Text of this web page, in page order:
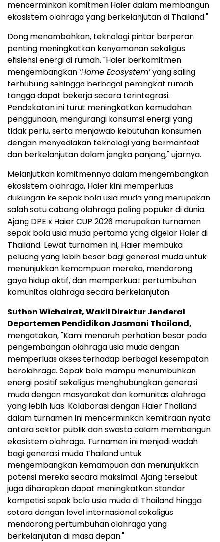
mencerminkan komitmen Haier dalam membangun
ekosistem olahraga yang berkelanjutan di Thailand."
Dong menambahkan, teknologi pintar berperan
penting meningkatkan kenyamanan sekaligus
efisiensi energi di rumah. "Haier berkomitmen
mengembangkan ‘Home Ecosystem’yang saling
terhubung sehingga berbagai perangkat rumah
tangga dapat bekerja secara terintegrasi.
Pendekatan ini turut meningkatkan kemudahan
penggunaan, mengurangi konsumsi energi yang
tidak perlu, serta menjawab kebutuhan konsumen
dengan menyediakan teknologi yang bermanfaat
dan berkelanjutan dalam jangka panjang," ujarnya.
Melanjutkan komitmennya dalam mengembangkan
ekosistem olahraga, Haier kini memperluas
dukungan ke sepak bola usia muda yang merupakan
salah satu cabang olahraga paling populer di dunia.
Ajang DPE x Haier CUP 2026 merupakan turnamen
sepak bola usia muda pertama yang digelar Haier di
Thailand. Lewat turnamen ini, Haier membuka
peluang yang lebih besar bagi generasi muda untuk
menunjukkan kemampuan mereka, mendorong
gaya hidup aktif, dan memperkuat pertumbuhan
komunitas olahraga secara berkelanjutan.
Suthon Wichairat, Wakil Direktur Jenderal
Departemen Pendidikan Jasmani Thailand,
mengatakan, "Kami menaruh perhatian besar pada
pengembangan olahraga usia muda dengan
memperluas akses terhadap berbagai kesempatan
berolahraga. Sepak bola mampu menumbuhkan
energi positif sekaligus menghubungkan generasi
muda dengan masyarakat dan komunitas olahraga
yang lebih luas. Kolaborasi dengan Haier Thailand
dalam turnamen ini mencerminkan kemitraan nyata
antara sektor publik dan swasta dalam membangun
ekosistem olahraga. Turnamen ini menjadi wadah
bagi generasi muda Thailand untuk
mengembangkan kemampuan dan menunjukkan
potensi mereka secara maksimal. Ajang tersebut
juga diharapkan dapat meningkatkan standar
kompetisi sepak bola usia muda di Thailand hingga
setara dengan level internasional sekaligus
mendorong pertumbuhan olahraga yang
berkelanjutan di masa depan."